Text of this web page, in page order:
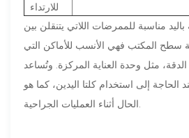
للارتداء
مناسبة للممرضات اللاتي يتنقلن بين
المكتب فهي الأنسب للأماكن التي
مثل وحدة العناية المركزة. وتُساعد
الحاجة إلى استخدام كلتا اليدين، كما هو